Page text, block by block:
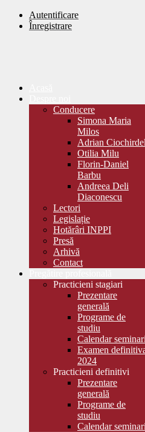
Autentificare
Înregistrare
Conducere
Simona Maria
Milos
Adrian Ciochirdel
Otilia Milu
Florin-Daniel
Barbu
Andreea Deli
Diaconescu
Lectori
Legislație
Hotărâri INPPI
Presă
Arhivă
Contact
Practicieni stagiari
Prezentare
generală
Programe de
studiu
Calendar
Examen
2024
Practicieni definitivi
Prezentare
generală
Programe de
studiu
Calendar